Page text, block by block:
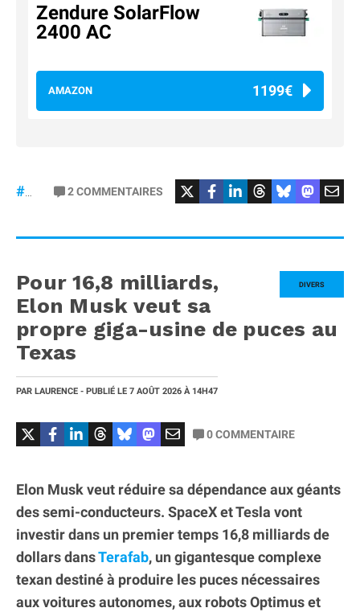
Zendure SolarFlow
2400 AC
AMAZON 1199€
2COMMENTAIRES
DIVERS
Pour 16,8 milliards,
Elon Musk veut sa
propre giga-usine de puces au
Texas
PAR LAURENCE - PUBLIÉ LE 7 AOÛT 2026 À 14H47
0COMMENTAIRE
Elon Musk veut réduire sa dépendance aux géants
des semi-conducteurs. SpaceX et Tesla vont
investir dans un premier temps 16,8 milliards de
dollars dansTerafab, un gigantesque complexe
texan destiné à produire les puces nécessaires
aux voitures autonomes, aux robots Optimus et